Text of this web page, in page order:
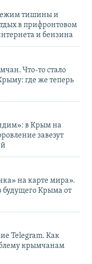
тишины и
в прифронтовом
и бензина
Что-то стало
где же теперь
в Крым на
завезут
на карте мира».
будущего Крыма от
Telegram. Как
крымчанам